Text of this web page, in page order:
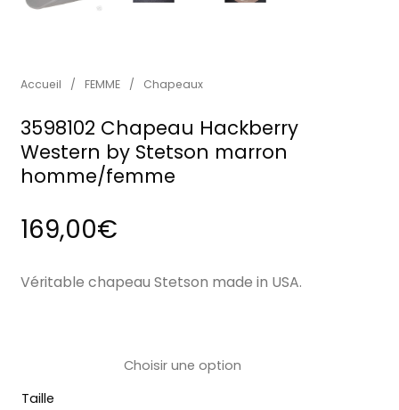
Accueil / FEMME / Chapeaux
3598102 Chapeau Hackberry
Western by Stetson marron
homme/femme
169,00€
Véritable chapeau Stetson made in USA.
Taille